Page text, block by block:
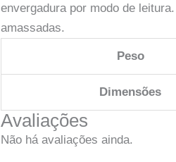
envergadura por modo de
amassadas.
Peso
Dimensões
Avaliações
Não há avaliações ainda.